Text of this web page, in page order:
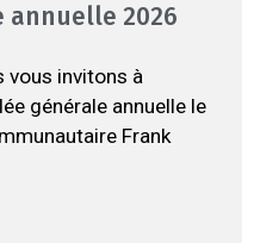
annuelle 2026
vous invitons à
générale annuelle le
Frank